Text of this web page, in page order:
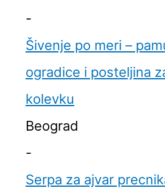
-
Šivenje po meri –
ogradice i posteljina
kolevku
Beograd
-
Serpa za ajvar